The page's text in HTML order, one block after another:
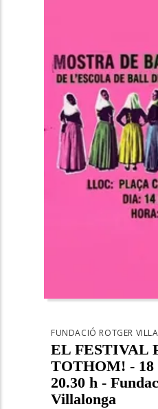
FUNDACIÓ ROTGER
EL FESTIVAL
TOTHOM! - 18
20.30 h -
Villalonga